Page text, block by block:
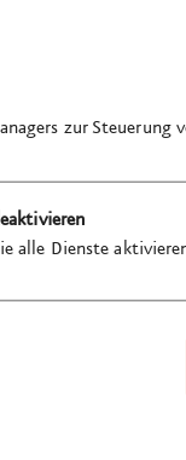
zur Steuerung
alle Dienste